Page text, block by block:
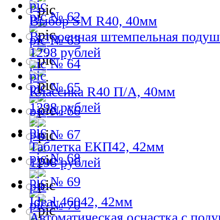
№ 62
№ 63
№ 64
№ 65
№ 66
№ 67
№ 68
№ 69
№ 70
Выбор SM R40, 40мм
Встроенная штемпельная
1298 рублей
Классика R40 П/А, 40мм
1298 рублей
Таблетка ЕКП42, 42мм
1298 рублей
Ideal 46042, 42мм